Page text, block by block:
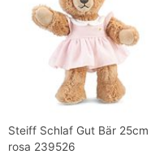
Steiff Schlaf Gut Bär 25cm
rosa 239526